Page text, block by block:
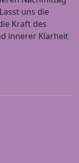
uns die
Kraft des
innerer Klarheit